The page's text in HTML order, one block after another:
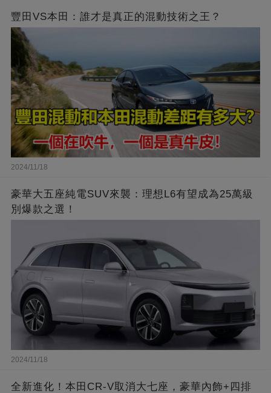
豐田VS本田：誰才是真正的混動技術之王？
2024/11/18
豪華大五座純電SUV來襲：理想L6有望成為25萬級
別爆款之選！
2024/11/18
全新進化！本田CR-V取消大七座，豪華內飾+四排